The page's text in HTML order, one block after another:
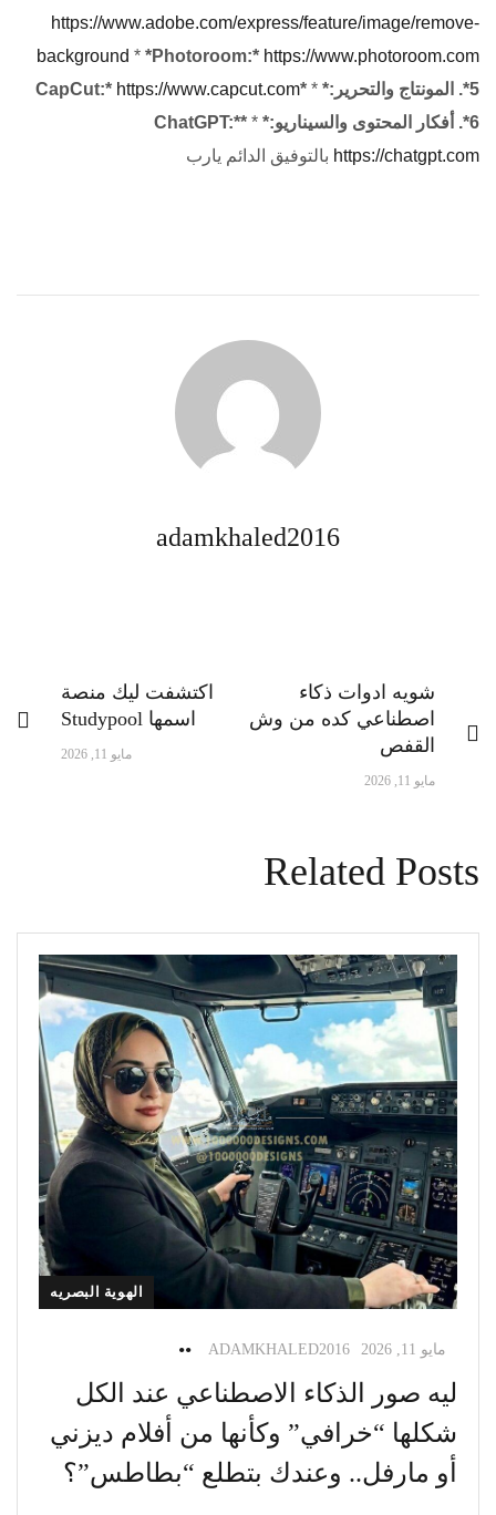
https://www.adobe.com/express/feature/image/remove-
background * *Photoroom:* https://www.photoroom.com
*5. المونتاج والتحرير:*
*
*CapCut:*
https://www.capcut.com
*6. أفكار المحتوى والسيناريو:*
*
*ChatGPT:*
https://chatgpt.com بالتوفيق الدائم يارب
adamkhaled2016
اكتشفت ليك منصة
اسمها Studypool
مايو 11, 2026
شويه ادوات ذكاء
اصطناعي كده من وش
القفص
مايو 11, 2026
Related Posts
الهوية البصريه
مايو 11, 2026 ADAMKHALED2016
ليه صور الذكاء الاصطناعي عند الكل
شكلها “خرافي” وكأنها من أفلام ديزني
أو مارفل.. وعندك بتطلع “بطاطس”؟